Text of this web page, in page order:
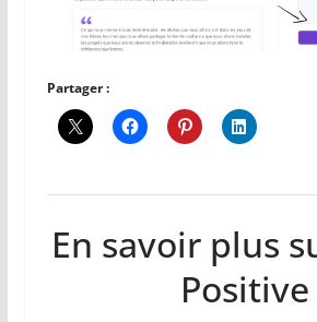
Partager :
En savoir plus
Positive